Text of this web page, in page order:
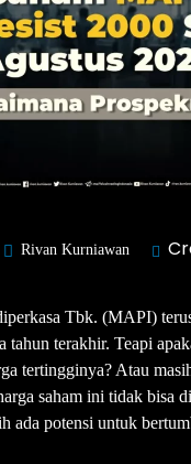
Rivan Kurniawan
Tbk. (MAPI)
tahun terakhir. Teapi
tertingginya? Atau
saham ini tidak bisa
ada potensi untuk